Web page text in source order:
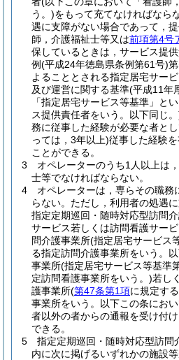
う。)をもって充てなければなら
遇に支障がない場合であって，
師，介護福祉士等又は前項第4号
保しているときは，サービス提
例(平成24年徳島県条例第61号)
よることとされる指定居宅サー
及び運営に関する基準(平成11年
「指定居宅サービス等基準」と
ス提供責任者をいう。以下同じ
務に従事した経験が必要な者と
っては，3年以上)従事した経験
ことができる。
3
オペレーターのうち1人以上は
士等でなければならない。
4
オペレーターは，専らその職務
らない。 ただし，利用者の処遇
指定定期巡回・随時対応型訪問
サービス若しくは訪問看護サー
問介護事業所(指定居宅サービス
る指定訪問介護事業所をいう。
事業所(指定居宅サービス等基準
定訪問看護事業所をいう。)若し
護事業所(第47条第1項に規定す
事業所をいう。以下この条にお
者以外の者からの通報を受け付
できる。
5
指定定期巡回・随時対応型訪問
内に次に掲げるいずれかの施設